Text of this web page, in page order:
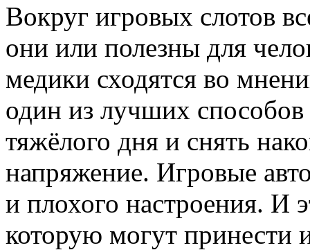
Вокруг игровых слотов
они или полезны для
медики сходятся во
один из лучших способов
тяжёлого дня и снять
напряжение. Игровые
и плохого настроения. И
которую могут принести